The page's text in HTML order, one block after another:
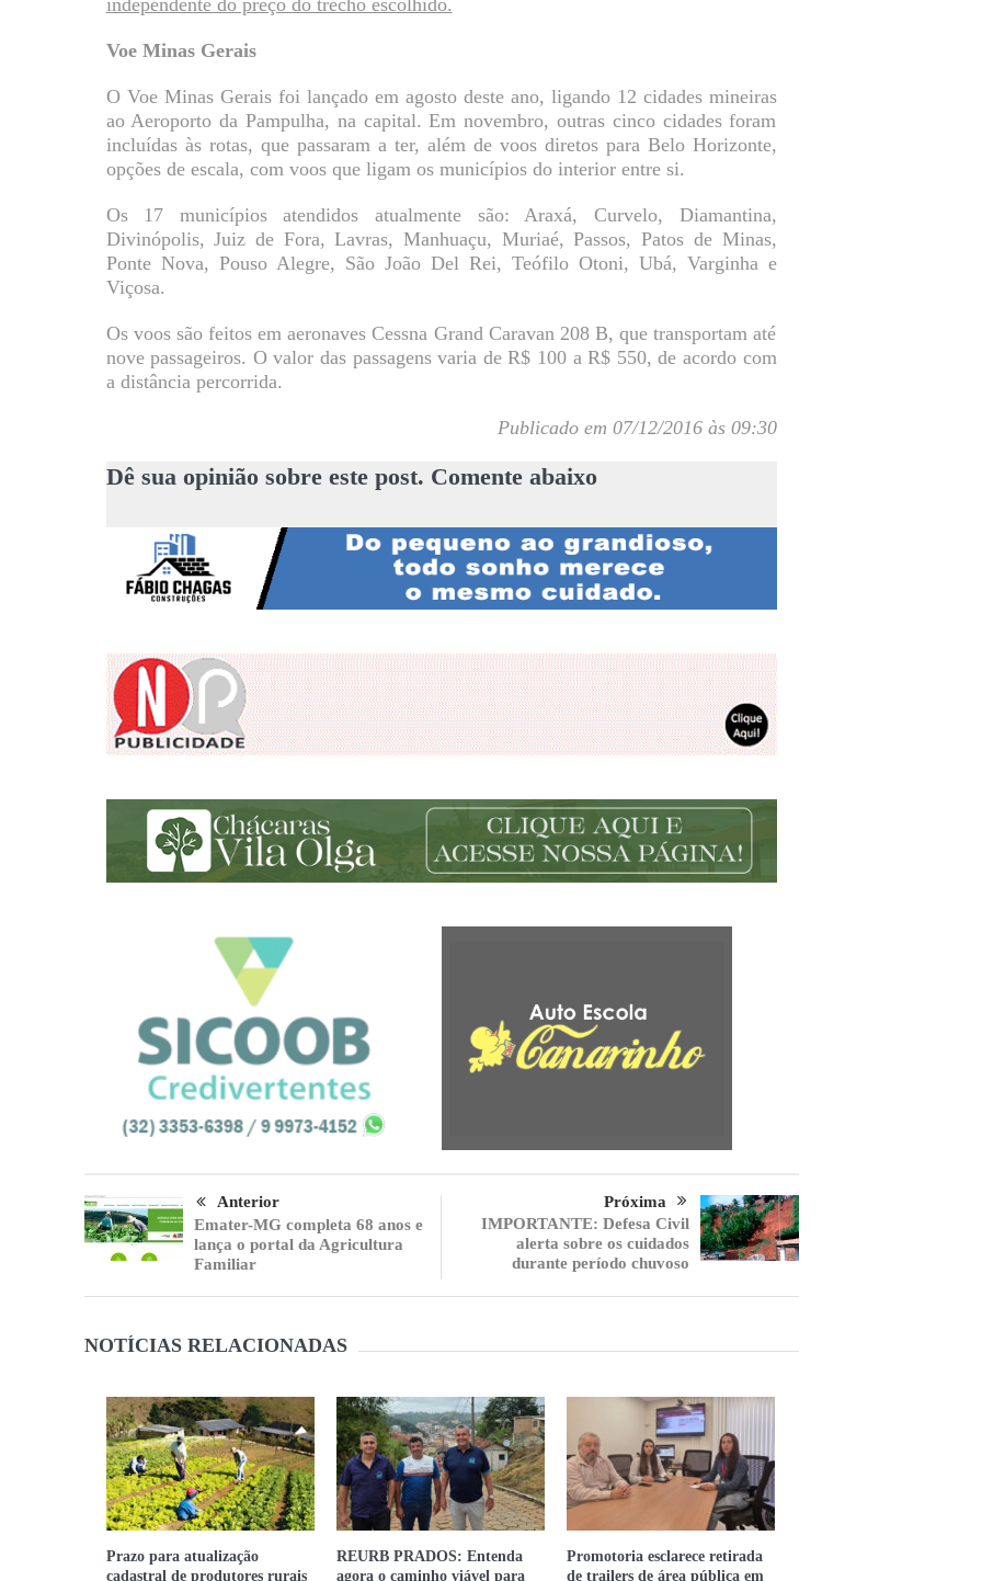
Voe Minas Gerais
O Voe Minas Gerais foi lançado em agosto deste ano, ligando 12 cidades mineiras
ao Aeroporto da Pampulha, na capital. Em novembro, outras cinco cidades foram
incluídas às rotas, que passaram a ter, além de voos diretos para Belo Horizonte,
opções de escala, com voos que ligam os municípios do interior entre si.
Os 17 municípios atendidos atualmente são: Araxá, Curvelo, Diamantina,
Divinópolis, Juiz de Fora, Lavras, Manhuaçu, Muriaé, Passos, Patos de Minas,
Ponte Nova, Pouso Alegre, São João Del Rei, Teófilo Otoni, Ubá, Varginha e
Viçosa.
Os voos são feitos em aeronaves Cessna Grand Caravan 208 B, que transportam até
nove passageiros. O valor das passagens varia de R$ 100 a R$ 550, de acordo com
a distância percorrida.
Publicado em 07/12/2016 às 09:30
Dê sua opinião sobre este post. Comente abaixo
Anterior
Emater-MG completa 68 anos e
lança o portal da Agricultura
Familiar
Próxima
IMPORTANTE: Defesa Civil
alerta sobre os cuidados
durante período chuvoso
NOTÍCIAS RELACIONADAS
Prazo para atualização
cadastral de produtores rurais
REURB PRADOS: Entenda
agora o caminho viável para
Promotoria esclarece retirada
de trailers de área pública em